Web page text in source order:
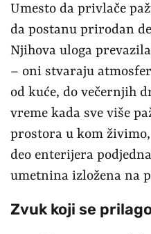
Umesto da privlače
da postanu prirodan
Njihova uloga
– oni stvaraju
od kuće, do večernjih
vreme kada sve više
prostora u kom
deo enterijera
umetnina izložena na
Zvuk koji se